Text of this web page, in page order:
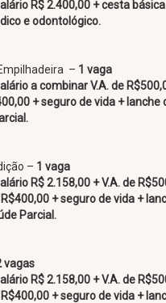
R$ 2.400,00 + cesta
e odontológico.
– 1 vaga
a combinar V.A. de
+ seguro de vida + lanche
– 1 vaga
R$ 2.158,00 + V.A. de
+ seguro de vida +
Parcial.
vagas
R$ 2.158,00 + V.A. de
+ seguro de vida +